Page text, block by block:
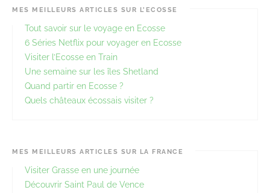
MES MEILLEURS ARTICLES SUR L’ECOSSE
Tout savoir sur le voyage en Ecosse
6 Séries Netflix pour voyager en Ecosse
Visiter l’Ecosse en Train
Une semaine sur les îles Shetland
Quand partir en Ecosse ?
Quels châteaux écossais visiter ?
MES MEILLEURS ARTICLES SUR LA FRANCE
Visiter Grasse en une journée
Découvrir Saint Paul de Vence